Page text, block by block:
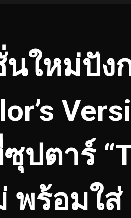
ใหม่ปัง
ปตาร์
พร้อมใส่